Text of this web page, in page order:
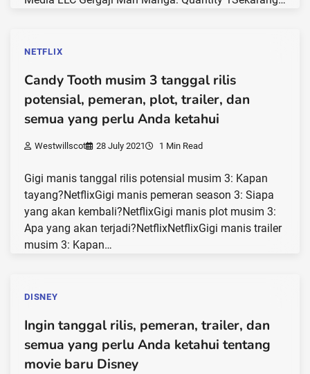
NETFLIX
Candy Tooth musim 3 tanggal rilis
potensial, pemeran, plot, trailer, dan
semua yang perlu Anda ketahui
Westwillscot 28 July 2021 1 Min Read
Gigi manis tanggal rilis potensial musim 3: Kapan
tayang?NetflixGigi manis pemeran season 3: Siapa
yang akan kembali?NetflixGigi manis plot musim 3:
Apa yang akan terjadi?NetflixNetflixGigi manis trailer
musim 3: Kapan…
DISNEY
Ingin tanggal rilis, pemeran, trailer, dan
semua yang perlu Anda ketahui tentang
movie baru Disney